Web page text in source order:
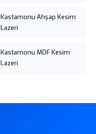
Kastamonu Ahşap Kesim
Lazeri
Kastamonu MDF Kesim
Lazeri